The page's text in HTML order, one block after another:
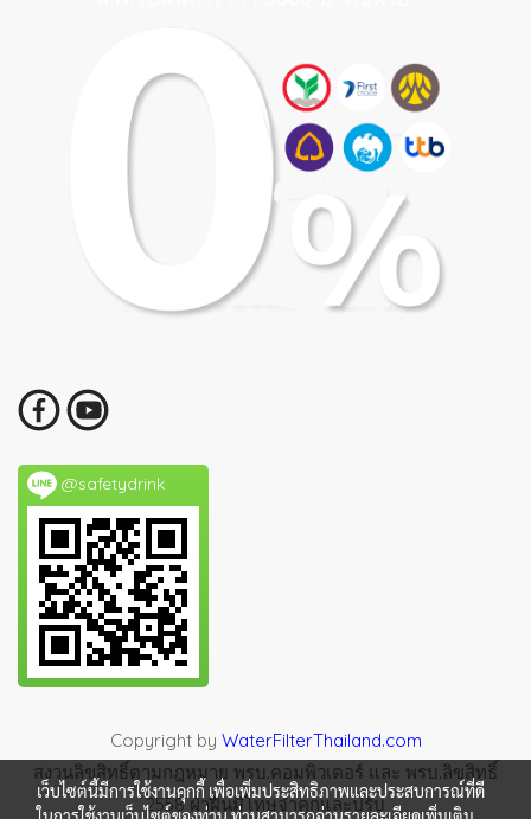
@safetydrink
Copyright by WaterFilterThailand.com
สงวนลิขสิทธิ์ตามกฎหมาย พรบ.คอมพิวเตอร์ และ พรบ.ลิขสิทธิ์
2558 ฝ่าฝืนมีโทษจำคุกและปรับ
เว็บไซต์นี้มีการใช้งานคุกกี้ เพื่อเพิ่มประสิทธิภาพและประสบการณ์ที่ดี